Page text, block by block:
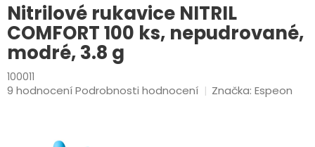
Nitrilové rukavice NITRIL
COMFORT 100 ks, nepudrované,
modré, 3.8 g
100011
Průměrné
9 hodnoceníPodrobnosti hodnocení Značka:Espeon